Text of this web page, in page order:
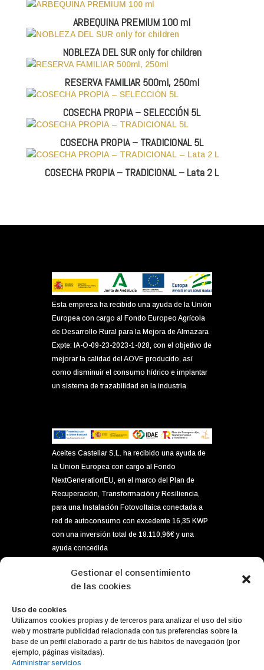
Gestionar el consentimiento
de las cookies
Uso de cookies
Utilizamos cookies propias y de terceros para analizar el uso del sitio
web y mostrarte publicidad relacionada con tus preferencias sobre la
base de un perfil elaborado a partir de tus hábitos de navegación (por
ejemplo, páginas visitadas).
Administrar servicios
ARBEQUINA PREMIUM 100 ml
NOBLEZA DEL SUR only for children
RESERVA FAMILIAR 500ml, 250ml
COSECHA PROPIA – SELECCIÓN 5L
COSECHA PROPIA – TRADICIONAL 5L
COSECHA PROPIA – TRADICIONAL – Lata 2 L
Esta empresa ha recibido una ayuda de la Unión
Europea con cargo al Fondo Europeo Agrícola
de Desarrollo Rural para la Mejora de Almazara
Expte: IA-O-09-23-2023-1-028, con el objetivo de
mejorar la calidad del AOVE producido, así
como disminuir el consumo hídrico e implantar
un sistema de trazabilidad en la industria.
Aceites Castellar S.L. ha recibido una ayuda de
la Union Europea con cargo al Fondo
NextGenerationEU, en el marco del Plan de
Recuperación, Transformación y Resiliencia,
para una Instalación Fotovoltaica conectada a
red de autoconsumo con excedente 16,35 KWP
con una inversión total de 18.110,96€ y una
ayuda concedida
por importe de 5.896,80€ dentro del programa
de incentivos ligados al autoconsumo y
renovable, así como la implantación de
sistemas térmicos en el sector residencial del
Ministerior para la Transición Ecológica y el
Reto Demográfico, gestionado por el IDAE.